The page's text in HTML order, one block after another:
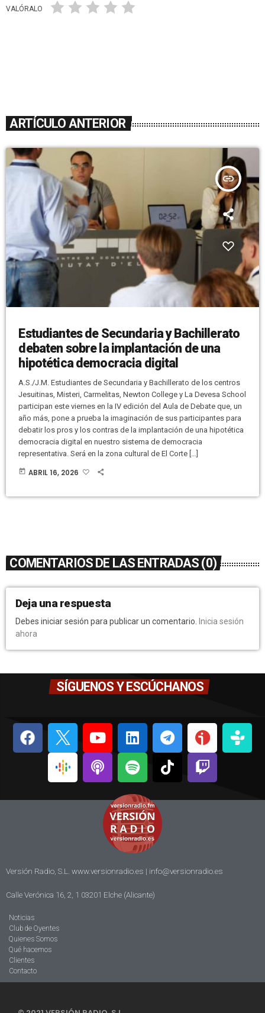
VALÓRALO
ARTÍCULO ANTERIOR
insert_link
Estudiantes de Secundaria y Bachillerato
debaten sobre la implantación de una
hipotética democracia digital
A.S./J.M. Estudiantes de Secundaria y Bachillerato de los centros
Jesuitinas, Misteri, Carmelitas, Newton College y La Devesa School
participan este viernes en la IV edición del Aula de Debate que, un
año más, pone a prueba la imaginación de sus participantes para
debatir los pros y los contras de la implantación de una hipotética
democracia digital en nuestro sistema de democracia
representativa. Será en la zona cultural de El Corte […]
today ABRIL 16, 2026
COMENTARIOS DE LAS ENTRADAS (0)
Deja una respuesta
Debes iniciar sesión para publicar un comentario.
Inicia sesión
ahora
SÍGUENOS Y ESCÚCHANOS
Versión Radio, S.L. www.versionradio.es | info@versionradio.es
Calle Verónica 16, 2, 1 03201 Elche (Alicante)
Noticias
Club de Oyentes
Quienes Somos
Qué hacemos
Clientes
Contacto